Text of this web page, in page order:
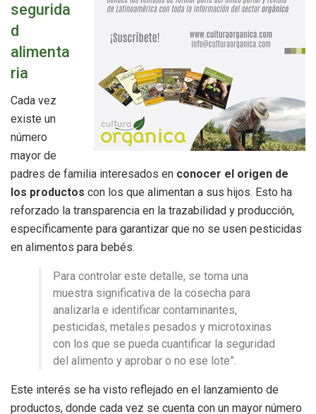
segurida
d
alimenta
ria
Cada vez
existe un
número
mayor de
padres de familia interesados en conocer el origen de
los productos con los que alimentan a sus hijos. Esto ha
reforzado la transparencia en la trazabilidad y producción,
específicamente para garantizar que no se usen pesticidas
en alimentos para bebés.
Para controlar este detalle, se toma una
muestra significativa de la cosecha para
analizarla e identificar contaminantes,
pesticidas, metales pesados y microtoxinas
con los que se pueda cuantificar la seguridad
del alimento y aprobar o no ese lote”.
Este interés se ha visto reflejado en el lanzamiento de
productos, donde cada vez se cuenta con un mayor número